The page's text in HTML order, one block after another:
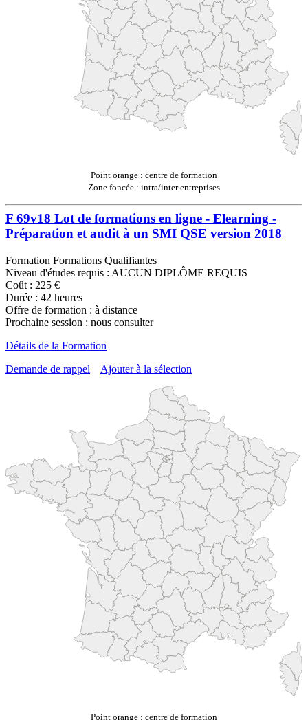
Point orange : centre de formation
Zone foncée : intra/inter entreprises
F 69v18 Lot de formations en ligne - Elearning -
Préparation et audit à un SMI QSE version 2018
Formation Formations Qualifiantes
Niveau d'études requis : AUCUN DIPLÔME REQUIS
Coût : 225 €
Durée : 42 heures
Offre de formation : à distance
Prochaine session : nous consulter
Détails de la Formation
Demande de rappel
Ajouter à la sélection
Point orange : centre de formation